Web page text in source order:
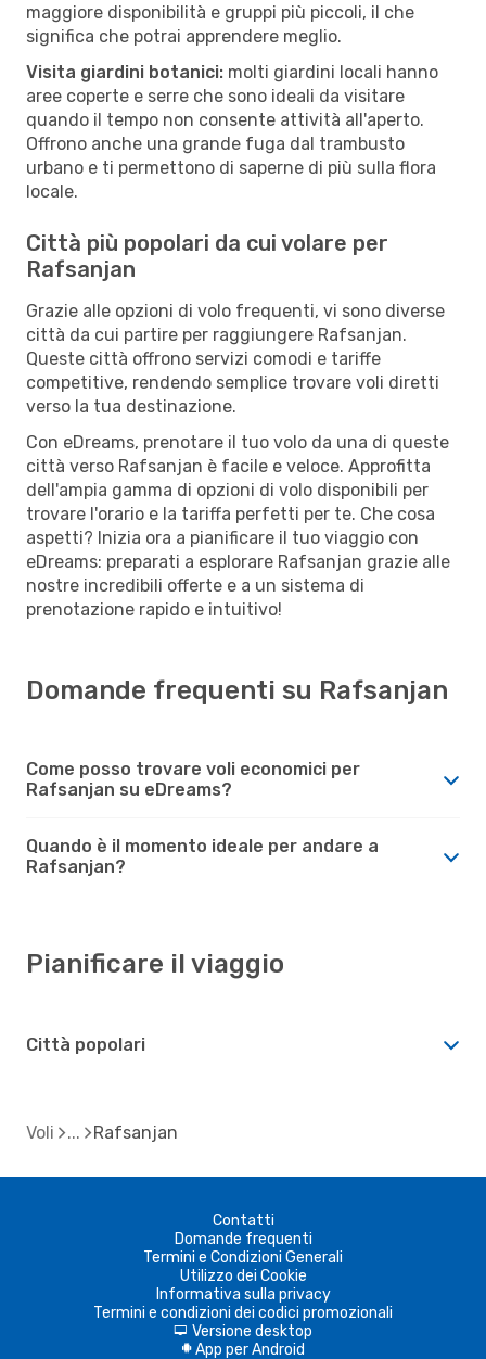
maggiore disponibilità e gruppi più piccoli, il che
significa che potrai apprendere meglio.
Visita giardini botanici: molti giardini locali hanno
aree coperte e serre che sono ideali da visitare
quando il tempo non consente attività all'aperto.
Offrono anche una grande fuga dal trambusto
urbano e ti permettono di saperne di più sulla flora
locale.
Città più popolari da cui volare per
Rafsanjan
Grazie alle opzioni di volo frequenti, vi sono diverse
città da cui partire per raggiungere Rafsanjan.
Queste città offrono servizi comodi e tariffe
competitive, rendendo semplice trovare voli diretti
verso la tua destinazione.
Con eDreams, prenotare il tuo volo da una di queste
città verso Rafsanjan è facile e veloce. Approfitta
dell'ampia gamma di opzioni di volo disponibili per
trovare l'orario e la tariffa perfetti per te. Che cosa
aspetti? Inizia ora a pianificare il tuo viaggio con
eDreams: preparati a esplorare Rafsanjan grazie alle
nostre incredibili offerte e a un sistema di
prenotazione rapido e intuitivo!
Domande frequenti su Rafsanjan
Come posso trovare voli economici per
Rafsanjan su eDreams?
Quando è il momento ideale per andare a
Rafsanjan?
Pianificare il viaggio
Città popolari
Voli Rafsanjan
Contatti
Domande frequenti
Termini e Condizioni Generali
Utilizzo dei Cookie
Informativa sulla privacy
Termini e condizioni dei codici promozionali
d Versione desktop
A App per Android